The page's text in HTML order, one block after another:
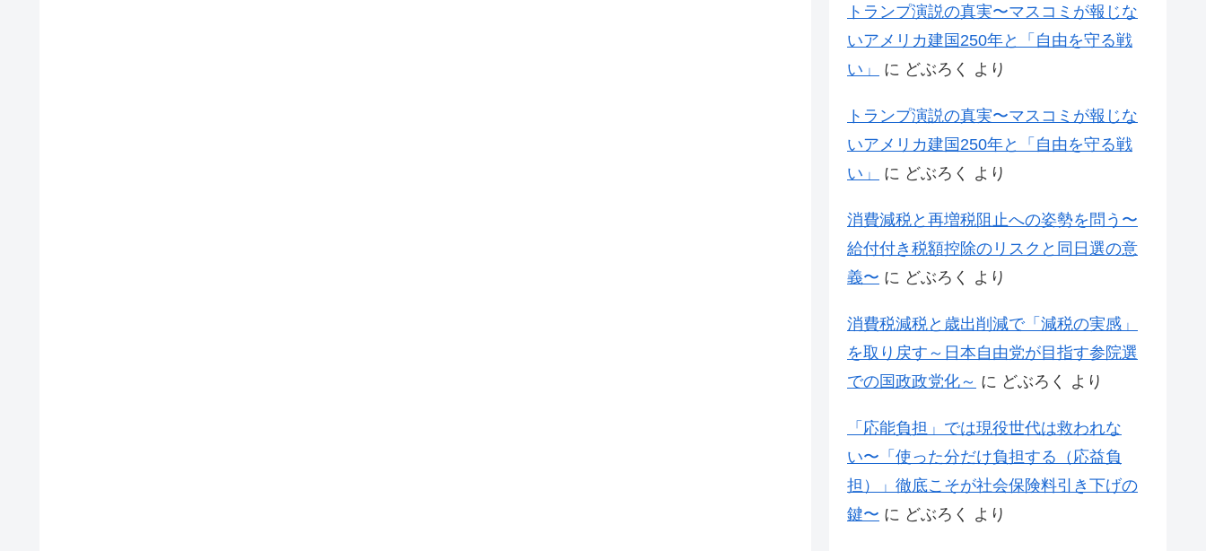
トランプ演説の真実〜マスコミが報じな
いアメリカ建国250年と「自由を守る戦
い」
に どぶろく より
トランプ演説の真実〜マスコミが報じな
いアメリカ建国250年と「自由を守る戦
い」
に どぶろく より
消費減税と再増税阻止への姿勢を問う〜
給付付き税額控除のリスクと同日選の意
義〜 に どぶろく より
消費税減税と歳出削減で「減税の実感」
を取り戻す～日本自由党が目指す参院選
での国政政党化～ に どぶろく より
「応能負担」では現役世代は救われな
い〜「使った分だけ負担する（応益負
担）」徹底こそが社会保険料引き下げの
鍵〜 に どぶろく より